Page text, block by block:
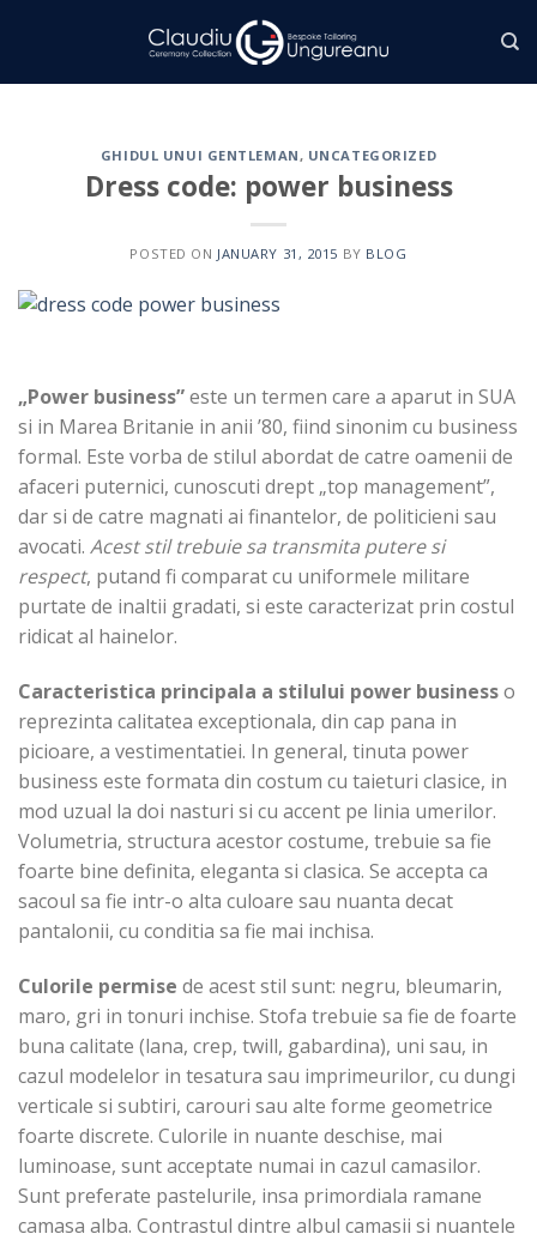
GHIDUL UNUI GENTLEMAN, UNCATEGORIZED
Dress code: power business
POSTED ON JANUARY 31, 2015 BY BLOG
„Power business”este un termen care a aparut in SUA
si in Marea Britanie in anii ’80, fiind sinonim cu business
formal. Este vorba de stilul abordat de catre oamenii de
afaceri puternici, cunoscuti drept „top management”,
dar si de catre magnati ai finantelor, de politicieni sau
avocati. Acest stil trebuie sa transmita putere si
respect, putand fi comparat cu uniformele militare
purtate de inaltii gradati, si este caracterizat prin costul
ridicat al hainelor.
Caracteristica principala a stilului power businesso
reprezinta calitatea exceptionala, din cap pana in
picioare, a vestimentatiei. In general, tinuta power
business este formata din costum cu taieturi clasice, in
mod uzual la doi nasturi si cu accent pe linia umerilor.
Volumetria, structura acestor costume, trebuie sa fie
foarte bine definita, eleganta si clasica. Se accepta ca
sacoul sa fie intr-o alta culoare sau nuanta decat
pantalonii, cu conditia sa fie mai inchisa.
Culorile permise de acest stil sunt: negru, bleumarin,
maro, gri in tonuri inchise. Stofa trebuie sa fie de foarte
buna calitate (lana, crep, twill, gabardina), uni sau, in
cazul modelelor in tesatura sau imprimeurilor, cu dungi
verticale si subtiri, carouri sau alte forme geometrice
foarte discrete. Culorile in nuante deschise, mai
luminoase, sunt acceptate numai in cazul camasilor.
Sunt preferate pastelurile, insa primordiala ramane
camasa alba. Contrastul dintre albul camasii si nuantele